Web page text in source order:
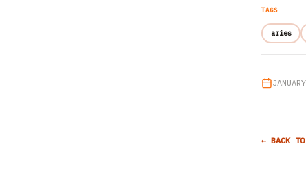
TAGS
aries
← BACK